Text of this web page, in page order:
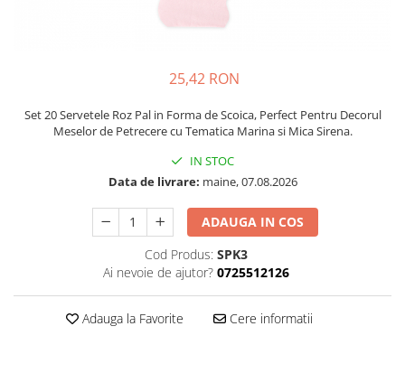
Petrecere Buburuza Miraculoasa
Petrecere LOL Surprise
Petrecere Lovely Swan
Petrecere Mica Sirena
Petrecere Pisicute
25,42 RON
Set 20 Servetele Roz Pal in Forma de Scoica, Perfect Pentru Decorul
Meselor de Petrecere cu Tematica Marina si Mica Sirena.
IN STOC
Data de livrare: maine, 07.08.2026
ADAUGA IN COS
Cod Produs: SPK3
Ai nevoie de ajutor? 0725512126
Adauga la Favorite Cere informatii